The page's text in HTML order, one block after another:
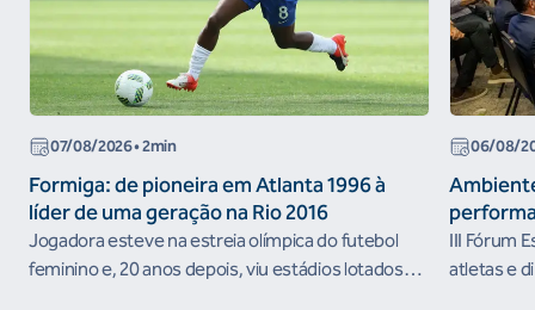
07/08/2026• 2min
Formiga: de pioneira em Atlanta 1996 à
líder de uma geração na Rio 2016
Jogadora esteve na estreia olímpica do futebol
feminino e, 20 anos depois, viu estádios lotados
06/08/
III Fórum
atletas e